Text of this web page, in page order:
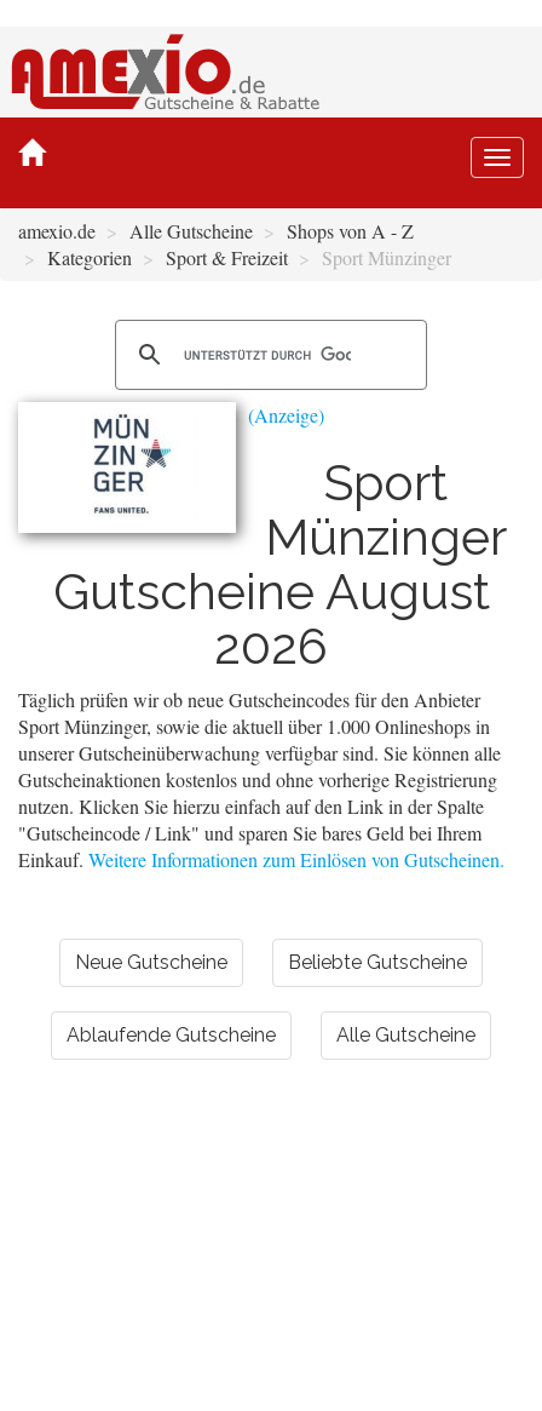
amexio.de Alle Gutscheine
Shops von A - Z
Kategorien
Sport & Freizeit Sport Münzinger
Sport
Münzinger
Gutscheine August
2026
Täglich prüfen wir ob neue Gutscheincodes für den Anbieter
Sport Münzinger, sowie die aktuell über 1.000 Onlineshops in
unserer Gutscheinüberwachung verfügbar sind. Sie können alle
Gutscheinaktionen kostenlos und ohne vorherige Registrierung
nutzen. Klicken Sie hierzu einfach auf den Link in der Spalte
"Gutscheincode / Link" und sparen Sie bares Geld bei Ihrem
Einkauf. Weitere Informationen zum Einlösen von Gutscheinen.
Neue Gutscheine Beliebte Gutscheine
Ablaufende Gutscheine Alle Gutscheine